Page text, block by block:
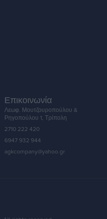
Επικοινωνία
Λεωφ. Μουτζουροπούλου &
Ρηγοπούλου 1, Τρίπολη
2710 222 420
6947 932 944
agkcompany@yahoo.gr